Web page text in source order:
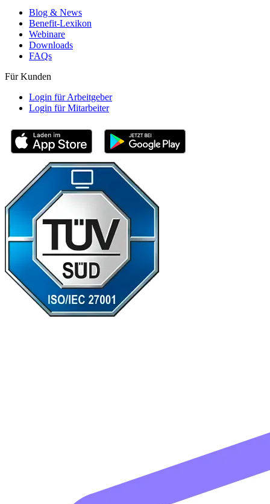
Blog & News
Benefit-Lexikon
Webinare
Downloads
FAQs
Für Kunden
Login für Arbeitgeber
Login für Mitarbeiter